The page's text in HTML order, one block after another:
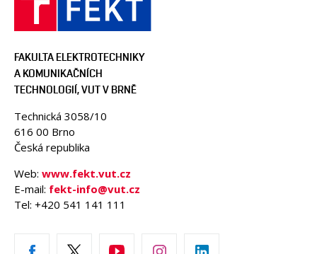
FAKULTA ELEKTROTECHNIKY
A KOMUNIKAČNÍCH
TECHNOLOGIÍ, VUT V BRNĚ
Technická 3058/10
616 00 Brno
Česká republika
Web: www.fekt.vut.cz
E-mail: fekt-info@vut.cz
Tel: +420 541 141 111